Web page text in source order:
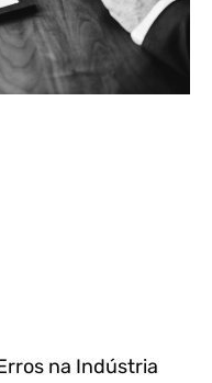
na Indústria